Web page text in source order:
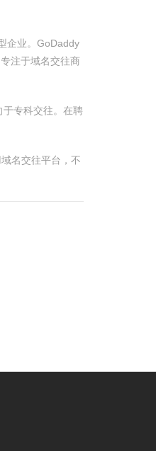
企业。GoDaddy
注于域名交往商
专科交往。在聘
名交往平台，不